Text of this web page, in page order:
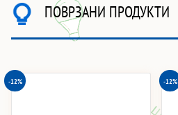
ПОВРЗАНИ ПРОДУКТИ
-12% -12%